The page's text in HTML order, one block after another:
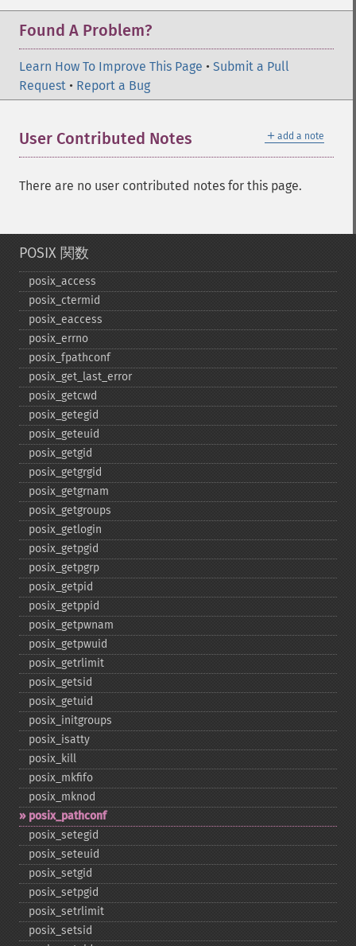
Found A Problem?
Learn How To Improve This Page • Submit a Pull
Request • Report a Bug
＋ add a note
User Contributed Notes
There are no user contributed notes for this page.
POSIX 関数
posix_​access
posix_​ctermid
posix_​eaccess
posix_​errno
posix_​fpathconf
posix_​get_​last_​error
posix_​getcwd
posix_​getegid
posix_​geteuid
posix_​getgid
posix_​getgrgid
posix_​getgrnam
posix_​getgroups
posix_​getlogin
posix_​getpgid
posix_​getpgrp
posix_​getpid
posix_​getppid
posix_​getpwnam
posix_​getpwuid
posix_​getrlimit
posix_​getsid
posix_​getuid
posix_​initgroups
posix_​isatty
posix_​kill
posix_​mkfifo
posix_​mknod
posix_​pathconf
posix_​setegid
posix_​seteuid
posix_​setgid
posix_​setpgid
posix_​setrlimit
posix_​setsid